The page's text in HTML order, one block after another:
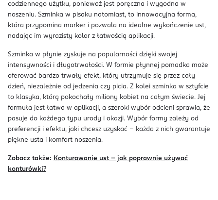
codziennego użytku, ponieważ jest poręczna i wygodna w
noszeniu. Szminka w pisaku natomiast, to innowacyjna forma,
która przypomina marker i pozwala na idealne wykończenie ust,
nadając im wyrazisty kolor z łatwością aplikacji.
Szminka w płynie zyskuje na popularności dzięki swojej
intensywności i długotrwałości. W formie płynnej pomadka może
oferować bardzo trwały efekt, który utrzymuje się przez cały
dzień, niezależnie od jedzenia czy picia. Z kolei szminka w sztyfcie
to klasyka, którą pokochały miliony kobiet na całym świecie. Jej
formuła jest łatwa w aplikacji, a szeroki wybór odcieni sprawia, że
pasuje do każdego typu urody i okazji. Wybór formy zależy od
preferencji i efektu, jaki chcesz uzyskać – każda z nich gwarantuje
piękne usta i komfort noszenia.
Zobacz także: Konturowanie ust – jak poprawnie używać
konturówki?